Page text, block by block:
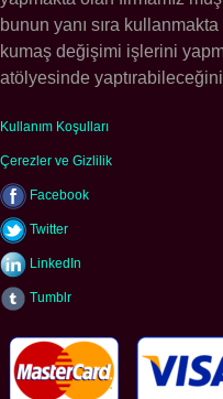
bunun yanı sıra
kumaş değişimi işlerini
atölyesinde
Kullanım Koşulları
Çerezler ve Gizlilik
Facebook
Twitter
LinkedIn
Tumblr